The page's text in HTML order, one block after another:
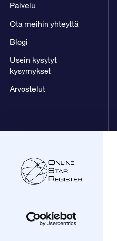
Palvelu
Ota meihin yhteyttä
Blogi
Usein kysytyt
kysymykset
Arvostelut
Asiakaspalvelu:help@osr.org